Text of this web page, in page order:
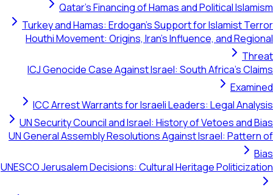
Qatar's Financing of Hamas and Political Islamism
Turkey and Hamas: Erdogan's Support for Islamist Terror
Houthi Movement: Origins, Iran's Influence, and Regional
Threat
ICJ Genocide Case Against Israel: South Africa's Claims
Examined
ICC Arrest Warrants for Israeli Leaders: Legal Analysis
UN Security Council and Israel: History of Vetoes and Bias
UN General Assembly Resolutions Against Israel: Pattern of
Bias
UNESCO Jerusalem Decisions: Cultural Heritage Politicization